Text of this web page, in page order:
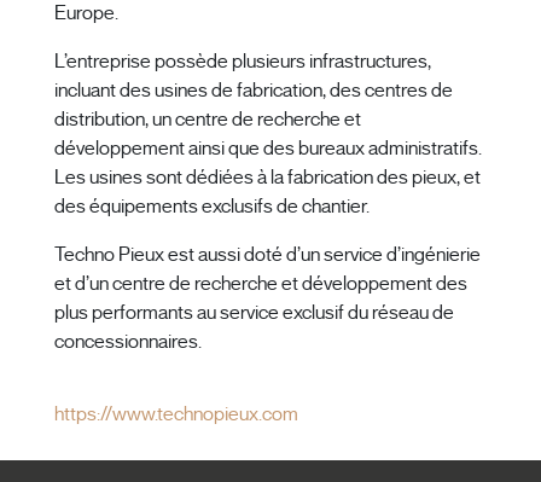
Europe.
L’entreprise possède plusieurs infrastructures,
incluant des usines de fabrication, des centres de
distribution, un centre de recherche et
développement ainsi que des bureaux administratifs.
Les usines sont dédiées à la fabrication des pieux, et
des équipements exclusifs de chantier.
Techno Pieux est aussi doté d’un service d’ingénierie
et d’un centre de recherche et développement des
plus performants au service exclusif du réseau de
concessionnaires.
https://www.technopieux.com